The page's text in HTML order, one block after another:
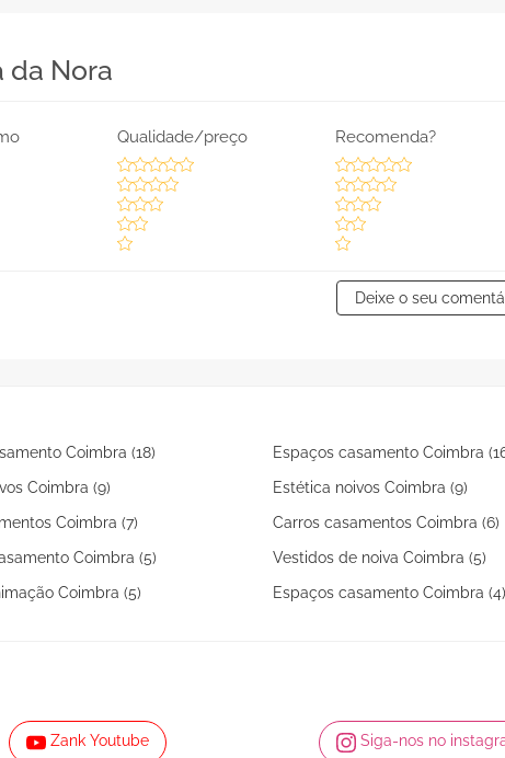
da Nora
Qualidade/preço Recomenda?
Deixe o seu
Coimbra (18) Espaços casamento Coimbra
Coimbra (9) Estética noivos Coimbra (9)
Coimbra (7) Carros casamentos Coimbra (6)
Coimbra (5) Vestidos de noiva Coimbra (5)
Coimbra (5) Espaços casamento Coimbra (4)
Zank Youtube Siga-nos no